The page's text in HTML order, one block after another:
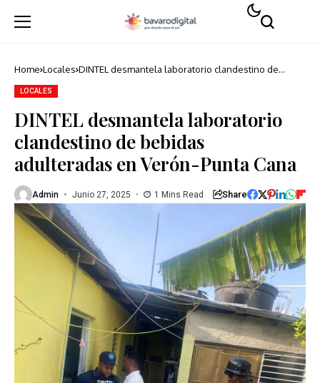
Home Locales DINTEL desmantela laboratorio clandestino de
LOCALES
DINTEL desmantela laboratorio
clandestino de bebidas
adulteradas en Verón-Punta Cana
Admin Junio 27, 2025 1 Mins Read Share